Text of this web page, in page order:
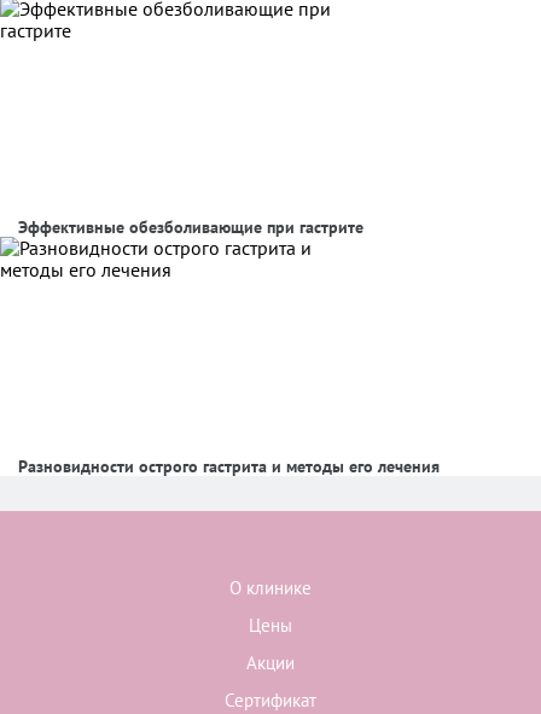
Эффективные обезболивающие при гастрите
Разновидности острого гастрита и методы его лечения
О клинике
Цены
Акции
Сертификат